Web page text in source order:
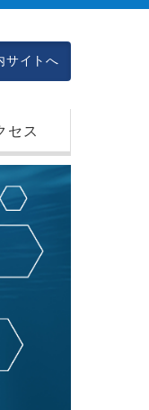
サイトへ
セス